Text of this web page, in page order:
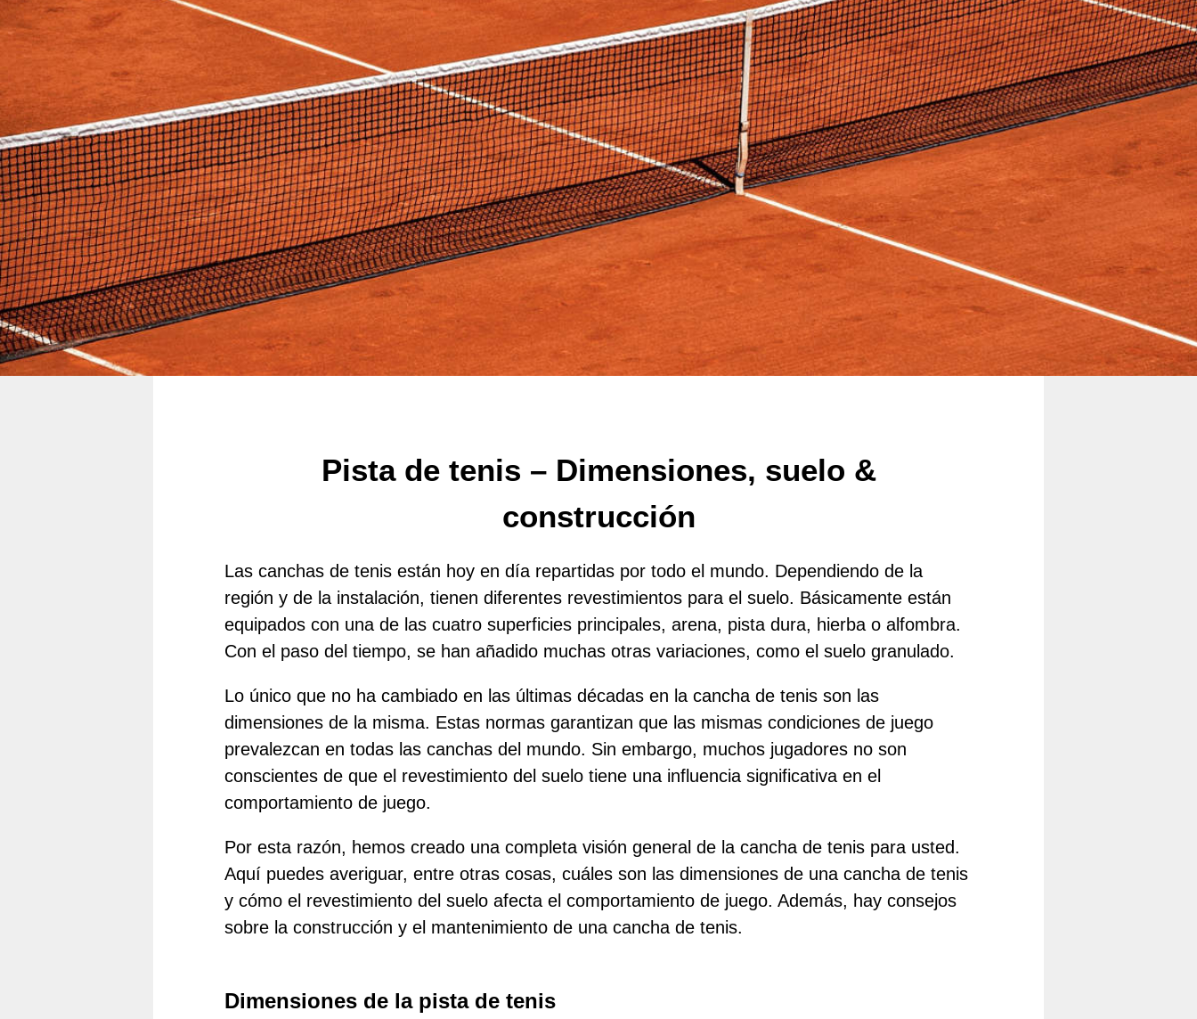
Pista de tenis – Dimensiones, suelo &
construcción
Las canchas de tenis están hoy en día repartidas por todo el mundo. Dependiendo de la
región y de la instalación, tienen diferentes revestimientos para el suelo. Básicamente están
equipados con una de las cuatro superficies principales, arena, pista dura, hierba o alfombra.
Con el paso del tiempo, se han añadido muchas otras variaciones, como el suelo granulado.
Lo único que no ha cambiado en las últimas décadas en la cancha de tenis son las
dimensiones de la misma. Estas normas garantizan que las mismas condiciones de juego
prevalezcan en todas las canchas del mundo. Sin embargo, muchos jugadores no son
conscientes de que el revestimiento del suelo tiene una influencia significativa en el
comportamiento de juego.
Por esta razón, hemos creado una completa visión general de la cancha de tenis para usted.
Aquí puedes averiguar, entre otras cosas, cuáles son las dimensiones de una cancha de tenis
y cómo el revestimiento del suelo afecta el comportamiento de juego. Además, hay consejos
sobre la construcción y el mantenimiento de una cancha de tenis.
Dimensiones de la pista de tenis